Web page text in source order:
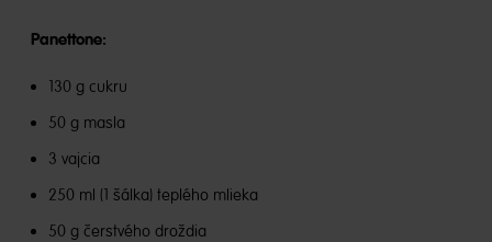
Panettone:
130 g cukru
50 g masla
3 vajcia
250 ml (1 šálka) teplého mlieka
50 g čerstvého droždia